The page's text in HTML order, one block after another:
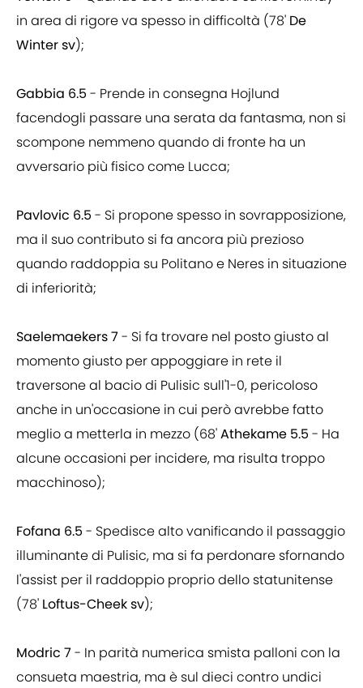
in area di rigore va spesso in difficoltà (78' De
Winter sv);
Gabbia 6.5 - Prende in consegna Hojlund
facendogli passare una serata da fantasma, non si
scompone nemmeno quando di fronte ha un
avversario più fisico come Lucca;
Pavlovic 6.5 - Si propone spesso in sovrapposizione,
ma il suo contributo si fa ancora più prezioso
quando raddoppia su Politano e Neres in situazione
di inferiorità;
Saelemaekers 7 - Si fa trovare nel posto giusto al
momento giusto per appoggiare in rete il
traversone al bacio di Pulisic sull'1-0, pericoloso
anche in un'occasione in cui però avrebbe fatto
meglio a metterla in mezzo (68'Athekame 5.5 - Ha
alcune occasioni per incidere, ma risulta troppo
macchinoso);
Fofana 6.5 - Spedisce alto vanificando il passaggio
illuminante di Pulisic, ma si fa perdonare sfornando
l'assist per il raddoppio proprio dello statunitense
(78' Loftus-Cheek sv);
Modric 7 - In parità numerica smista palloni con la
consueta maestria, ma è sul dieci contro undici